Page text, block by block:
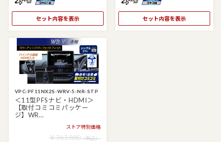
セット内容を表示 セット内容を表示
VPC-PF11NX2S-WRV-5-NR-STP
＜11型PFSナビ・HDMI＞
【取付コミコミパッケー
ジ】WR…
ストア特別価格
￥363,880（税込）